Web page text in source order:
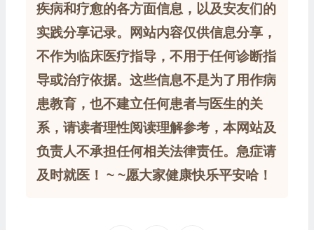
疾病和疗愈的各方面信息，以及安友们的
实践分享记录。网站内容仅供信息分享，
不作为临床医疗指导，不用于任何诊断指
导或治疗依据。这些信息不是为了用作病
患教育，也不建立任何患者与医生的关
系，请读者理性阅读理解参考，本网站及
负责人不承担任何相关法律责任。急症请
及时就医！ ~ ~愿大家健康快乐平安哈！